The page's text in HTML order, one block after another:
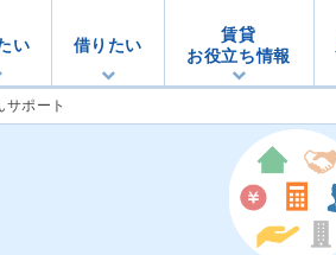
い 借りたい
賃貸
お役立ち情報
サポート